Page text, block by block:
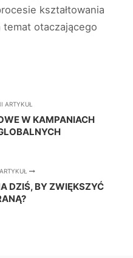
kształtowania
otaczającego
ARTYKUŁ
W KAMPANIACH
DZIŚ, BY ZWIĘKSZYĆ